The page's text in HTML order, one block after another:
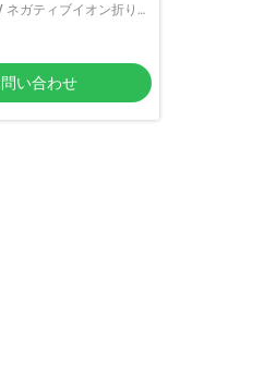
ガティブイオン折りた
ー
い合わせ